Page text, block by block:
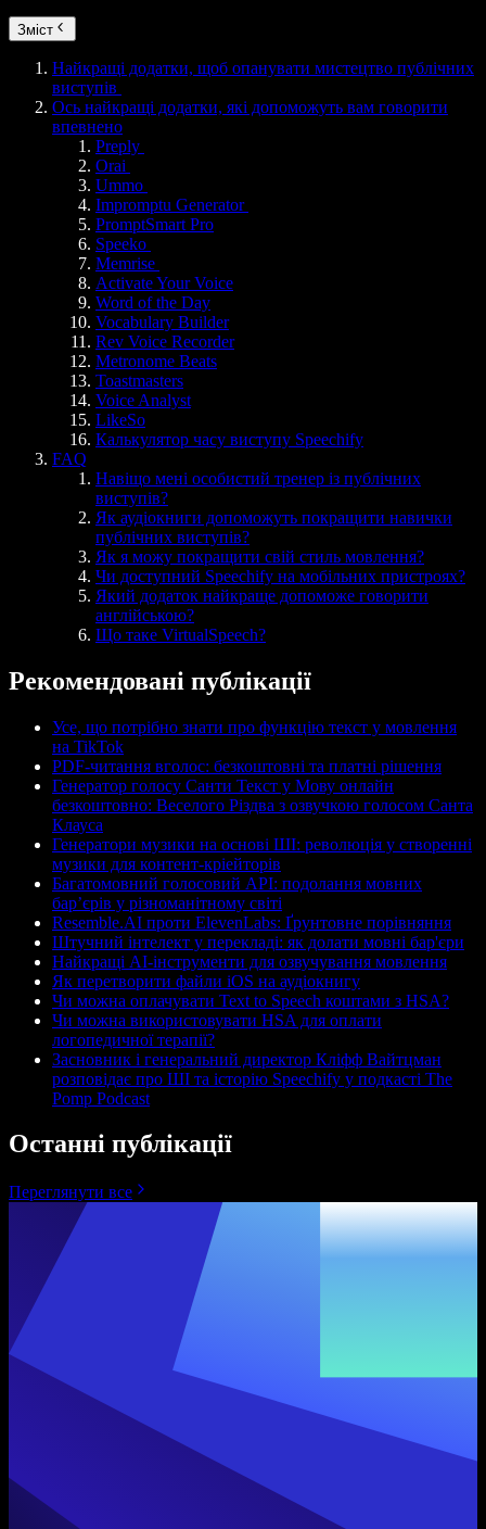
Зміст
Найкращі додатки, щоб опанувати мистецтво публічних
виступів
Ось найкращі додатки, які допоможуть вам говорити
впевнено
Preply
Orai
Ummo
Impromptu Generator
PromptSmart Pro
Speeko
Memrise
Activate Your Voice
Word of the Day
Vocabulary Builder
Rev Voice Recorder
Metronome Beats
Toastmasters
Voice Analyst
LikeSo
Калькулятор часу виступу Speechify
FAQ
Навіщо мені особистий тренер із публічних
виступів?
Як аудіокниги допоможуть покращити навички
публічних виступів?
Як я можу покращити свій стиль мовлення?
Чи доступний Speechify на мобільних пристроях?
Який додаток найкраще допоможе говорити
англійською?
Що таке VirtualSpeech?
Рекомендовані публікації
Усе, що потрібно знати про функцію текст у мовлення
на TikTok
PDF-читання вголос: безкоштовні та платні рішення
Генератор голосу Санти Текст у Мову онлайн
безкоштовно: Веселого Різдва з озвучкою голосом Санта
Клауса
Генератори музики на основі ШІ: революція у створенні
музики для контент-кріейторів
Багатомовний голосовий API: подолання мовних
бар’єрів у різноманітному світі
Resemble.AI проти ElevenLabs: Ґрунтовне порівняння
Штучний інтелект у перекладі: як долати мовні бар'єри
Найкращі AI-інструменти для озвучування мовлення
Як перетворити файли iOS на аудіокнигу
Чи можна оплачувати Text to Speech коштами з HSA?
Чи можна використовувати HSA для оплати
логопедичної терапії?
Засновник і генеральний директор Кліфф Вайтцман
розповідає про ШІ та історію Speechify у подкасті The
Pomp Podcast
Останні публікації
Переглянути все